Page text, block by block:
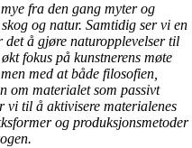
fra den gang myter og
og natur. Samtidig ser vi en
det å gjøre naturopplevelser til
fokus på kunstnerens møte
med at både filosofien,
om materialet som passivt
vi til å aktivisere materialenes
og produksjonsmetoder